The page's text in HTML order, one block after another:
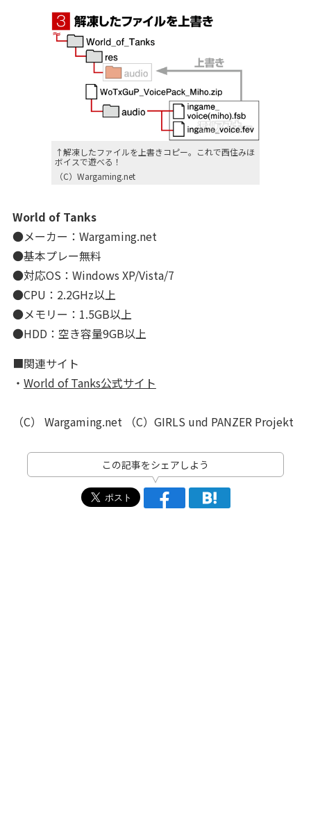
↑解凍したファイルを上書きコピー。これで西住みほ
ボイスで遊べる！
（C）Wargaming.net
World of Tanks
●メーカー：Wargaming.net
●基本プレー無料
●対応OS：Windows XP/Vista/7
●CPU：2.2GHz以上
●メモリー：1.5GB以上
●HDD：空き容量9GB以上
■関連サイト
・ World of Tanks公式サイト
（C） Wargaming.net （C）GIRLS und PANZER Projekt
この記事をシェアしよう